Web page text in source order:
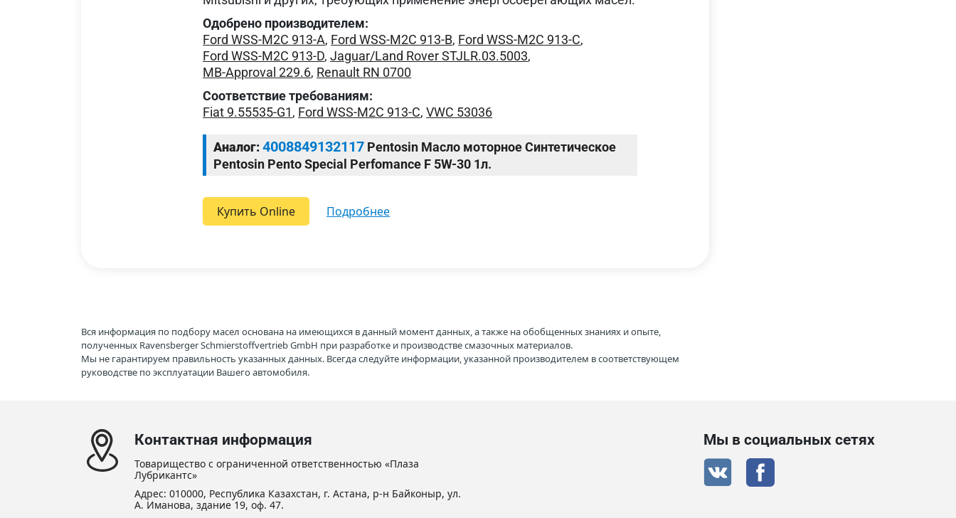
Одобрено производителем:
Ford WSS-M2C 913-A, Ford WSS-M2C 913-B, Ford WSS-M2C 913-C,
Ford WSS-M2C 913-D,Jaguar/Land Rover STJLR.03.5003,
MB-Approval 229.6, Renault RN 0700
Соответствие требованиям:
Fiat 9.55535-G1, Ford WSS-M2C 913-C,VWC 53036
Аналог:4008849132117 Pentosin Масло моторное Синтетическое
Pentosin Pento Special Perfomance F 5W-30 1л.
Купить Online подробнее
Вся информация по подбору масел основана на имеющихся в данный момент данных, а также на обобщенных знаниях и опыте,
полученных Ravensberger Schmierstoffvertrieb GmbH при разработке и производстве смазочных материалов.
Мы не гарантируем правильность указанных данных. Всегда следуйте информации, указанной производителем в соответствующем
руководстве по эксплуатации Вашего автомобиля.
Контактная информация
Товарищество с ограниченной ответственностью «Плаза
Лубрикантс»
Адрес: 010000, Республика Казахстан, г. Астана, р-н Байконыр, ул.
А. Иманова, здание 19, оф. 47.
Мы в социальных сетях